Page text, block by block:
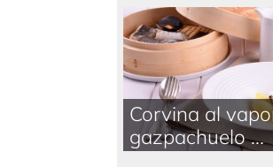
Corvina al
gazpachuelo ...